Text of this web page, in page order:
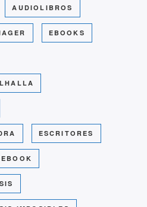
AUDIOLIBROS
EBOOKS
ESCRITORES